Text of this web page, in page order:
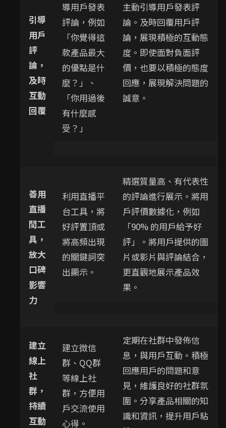
引導
用戶
評
論，
及時
互動
回覆
導用戶發表
評論，例如
「你覺得這
款產品最大
的優點是什
麼？」、
「你用過後
有什麼感
受？」
主動引導用戶發表評
論。及時回覆用戶評
論，展現積極的互動態
度。即使面對負面評
價，也要以積極的態度
回應，展現解決問題的
誠意。
善用
直播
間工
具，
放大
口碑
影響
力
利用直播平
台工具，將
好評置頂或
將高頻出現
的關鍵詞突
出顯示。
精選質量高、有代表性
的評論進行展示。將用
戶評價數據化，例如
「90% 的用戶給予好
評」。將用戶提供的圖
片或影片與評論結合，
更直觀地展示產品效
果。
建立
線上
社
群，
持續
互動
建立微信
群、QQ群
等線上社
群，方便用
戶交流使用
心得。
定期在社群中發佈信
息，與用戶互動。積極
回應用戶的問題和意
見，維護良好的社群氛
圍。分享產品相關的知
識和資訊，提升用戶粘